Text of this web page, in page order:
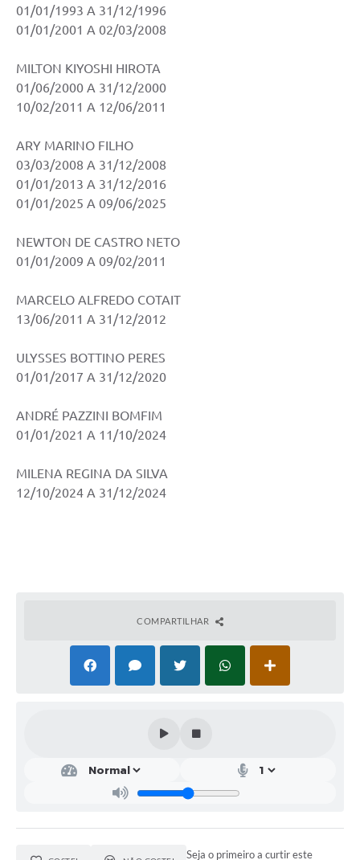
Galeria de Vídeos
Contas Públicas
Legislação
Links
Telefones Úteis
Transparência
Enquete
SIC
Contato
01/01/1993 A 31/12/1996
01/01/2001 A 02/03/2008
MILTON KIYOSHI HIROTA
01/06/2000 A 31/12/2000
10/02/2011 A 12/06/2011
ARY MARINO FILHO
03/03/2008 A 31/12/2008
01/01/2013 A 31/12/2016
01/01/2025 A 09/06/2025
NEWTON DE CASTRO NETO
01/01/2009 A 09/02/2011
MARCELO ALFREDO COTAIT
13/06/2011 A 31/12/2012
ULYSSES BOTTINO PERES
01/01/2017 A 31/12/2020
ANDRÉ PAZZINI BOMFIM
01/01/2021 A 11/10/2024
MILENA REGINA DA SILVA
12/10/2024 A 31/12/2024
COMPARTILHAR
Seja o primeiro a curtir este